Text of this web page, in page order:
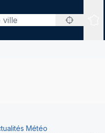
Météo